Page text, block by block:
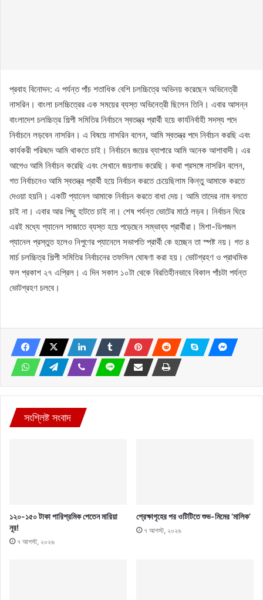
প্রবাহ বিনোদন: এ পর্যন্ত পাঁচ শতাধিক বেশি চলচ্চিত্রে অভিনয় করেছেন অভিনেত্রী
নাসরিন। বাংলা চলচ্চিত্রের এক সময়ের ব্যস্ত অভিনেত্রী ছিলেন তিনি। এবার আসন্ন
বাংলাদেশ চলচ্চিত্র শিল্পী সমিতির নির্বাচনে স্বতন্ত্র প্রার্থী হয়ে কার্যনির্বাহী সদস্য পদে
নির্বাচনে লড়বেন নাসরিন। এ বিষয়ে নাসরিন বলেন, আমি স্বতন্ত্র পদে নির্বাচন করছি এবং
কার্যকরী পরিষদে আমি থাকতে চাই। নির্বাচনে জয়ের ব্যাপারে আমি অনেক আশাবাদী। এর
আগেও আমি নির্বাচন করেছি এবং সেখানে জয়লাভ করেছি। কথা প্রসঙ্গে নাসরিন বলেন,
গত নির্বাচনেও আমি স্বতন্ত্র প্রার্থী হয়ে নির্বাচন করতে চেয়েছিলাম কিন্তু আমাকে করতে
দেওয়া হয়নি। একটি প্যানেল আমাকে নির্বাচন করতে বাধা দেয়। আমি তাদের নাম বলতে
চাই না। এবার আর পিছু হাটতে চাই না। শেষ পর্যন্ত ভোটের মাঠে লড়ব। নির্বাচন ঘিরে
এরই মধ্যে প্যানেল সাজাতে ব্যস্ত হয়ে পড়েছেন সম্ভাব্য প্রার্থীরা। মিশা-ডিপজল
প্যানেল প্রস্তুত হলেও নিপুণের প্যানেলে সভাপতি প্রার্থী কে হচ্ছেন তা স্পষ্ট নয়। গত ৪
মার্চ চলচ্চিত্র শিল্পী সমিতির নির্বাচনের তফসিল ঘোষণা করা হয়। ভোটগ্রহণ ও প্রাথমিক
ফল প্রকাশ ২৭ এপ্রিল। এ দিন সকাল ১০টা থেকে বিরতিহীনভাবে বিকাল পাঁচটা পর্যন্ত
ভোটগ্রহণ চলবে।
সংশ্লিষ্ট সংবাদ
১২০-১৫০ টাকা পারিশ্রমিক পেতেন মারিয়া
নূর!
৭ আগস্ট, ২০২৬
প্রেক্ষাগৃহের পর ওটিটিতে শুভ-মিমের ‘মালিক’
৭ আগস্ট, ২০২৬